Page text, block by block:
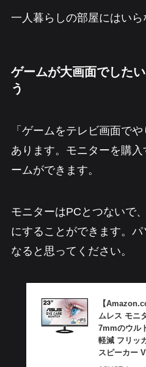
一人暮らしの部屋にはいら
ゲームが大画面でした
う
「ゲームをテレビ画面で
あります。モニターを購
ームができます。
モニターはPCとつないで
にすることができます。
なると思ってください。
【
ムレス モニ
7mmのウル
軽減 フリッ
スピーカー